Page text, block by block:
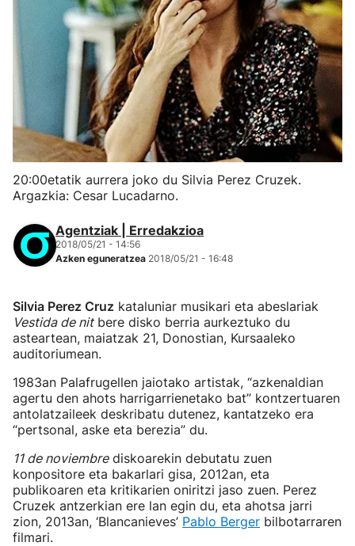
20:00etatik aurrera joko du Silvia Perez Cruzek.
Argazkia: Cesar Lucadarno.
Agentziak | Erredakzioa
2018/05/21 - 14:56
Azken eguneratzea 2018/05/21 - 16:48
Silvia Perez Cruz kataluniar musikari eta abeslariak
Vestida de nitbere disko berria aurkeztuko du
asteartean, maiatzak 21, Donostian, Kursaaleko
auditoriumean.
1983an Palafrugellen jaiotako artistak, “azkenaldian
agertu den ahots harrigarrienetako bat” kontzertuaren
antolatzaileek deskribatu dutenez, kantatzeko era
“pertsonal, aske eta berezia” du.
11 de noviembrediskoarekin debutatu zuen
konpositore eta bakarlari gisa, 2012an, eta
publikoaren eta kritikarien oniritzi jaso zuen. Perez
Cruzek antzerkian ere lan egin du, eta ahotsa jarri
zion, 2013an, ‘Blancanieves’ Pablo Berger bilbotarraren
filmari.